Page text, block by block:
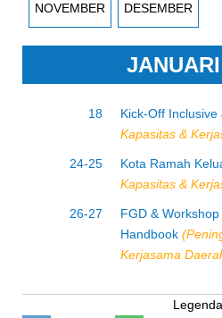
NOVEMBER DESEMBER
18 Kick-Off
Kapasitas &
24-25 Kota Ramah
Kapasitas &
26-27
FGD &
Handbook
Kerjasama